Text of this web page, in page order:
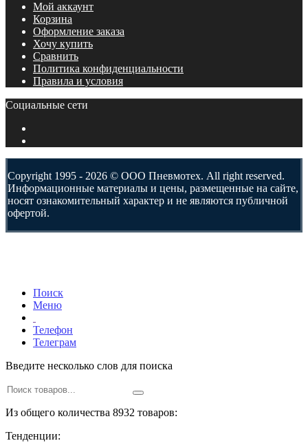
Мой аккаунт
Корзина
Оформление заказа
Хочу купить
Сравнить
Политика конфиденциальности
Правила и условия
Социальные сети
Copyright 1995 - 2026 © ООО Пневмотех. All right reserved.
Информационные материалы и цены, размещенные на сайте,
носят ознакомительный характер и не являются публичной
офертой.
Поиск
Меню
Телефон
Телеграм
Введите несколько слов для поиска
Из общего количества 8932 товаров:
Тенденции: